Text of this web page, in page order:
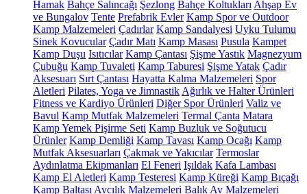
Hamak Bahçe Salıncağı Şezlong Bahçe Koltukları Ahşap Ev
ve Bungalov Tente Prefabrik Evler Kamp Spor ve Outdoor
Kamp Malzemeleri Çadırlar Kamp Sandalyesi Uyku Tulumu
Sinek Kovucular Çadır Matı Kamp Masası Pusula Kampet
Kamp Duşu Isıtıcılar Kamp Çantası Şişme Yastık Magnezyum
Çubuğu Kamp Tuvaleti Kamp Taburesi Şişme Yatak Çadır
Aksesuarı Sırt Çantası Hayatta Kalma Malzemeleri Spor
Aletleri Pilates, Yoga ve Jimnastik Ağırlık ve Halter Ürünleri
Fitness ve Kardiyo Ürünleri Diğer Spor Ürünleri Valiz ve
Bavul Kamp Mutfak Malzemeleri Termal Çanta Matara
Kamp Yemek Pişirme Seti Kamp Buzluk ve Soğutucu
Ürünler Kamp Demliği Kamp Tavası Kamp Ocağı Kamp
Mutfak Aksesuarları Çakmak ve Yakıcılar Termoslar
Aydınlatma Ekipmanları El Feneri Işıldak Kafa Lambası
Kamp El Aletleri Kamp Testeresi Kamp Küreği Kamp Bıçağı
Kamp Baltası Avcılık Malzemeleri Balık Av Malzemeleri